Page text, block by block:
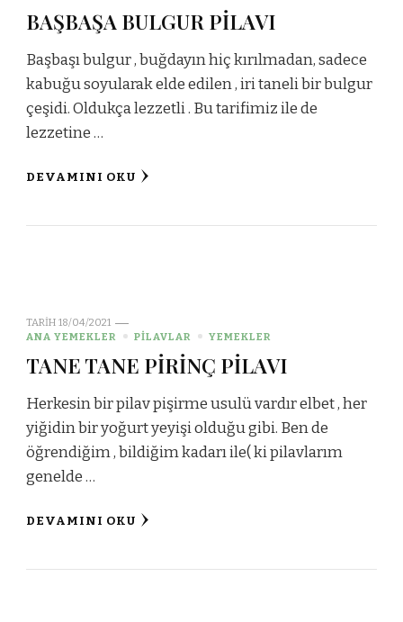
BAŞBAŞA BULGUR PİLAVI
Başbaşı bulgur , buğdayın hiç kırılmadan, sadece
kabuğu soyularak elde edilen , iri taneli bir bulgur
çeşidi. Oldukça lezzetli . Bu tarifimiz ile de
lezzetine …
DEVAMINI OKU
TARIH 18/04/2021
ANA YEMEKLER
PİLAVLAR YEMEKLER
TANE TANE PİRİNÇ PİLAVI
Herkesin bir pilav pişirme usulü vardır elbet , her
yiğidin bir yoğurt yeyişi olduğu gibi. Ben de
öğrendiğim , bildiğim kadarı ile( ki pilavlarım
genelde …
DEVAMINI OKU